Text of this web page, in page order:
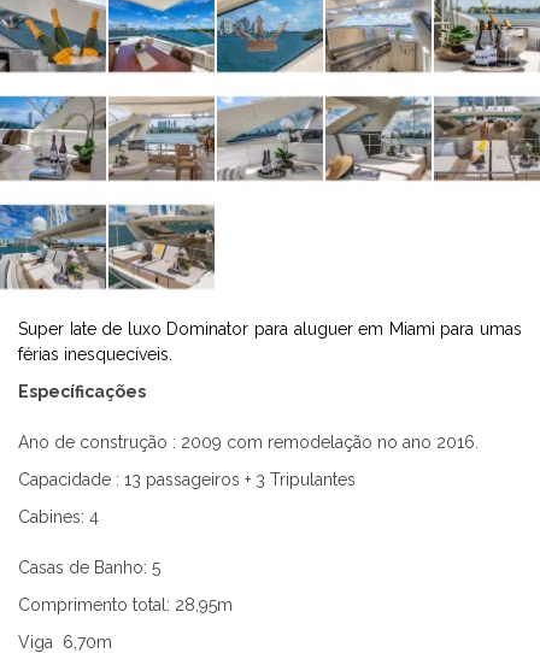
Super Iate de luxo Dominator para aluguer em Miami para umas
férias inesquecíveis.
Específicações
Ano de construção : 2009 com remodelação no ano 2016.
Capacidade : 13 passageiros + 3 Tripulantes
Cabines: 4
Casas de Banho: 5
Comprimento total: 28,95m
Viga 6,70m